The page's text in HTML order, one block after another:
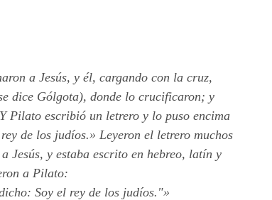
a Jesús, y él, cargando con la cruz,
dice Gólgota), donde lo crucificaron; y
Pilato escribió un letrero y lo puso encima
de los judíos.» Leyeron el letrero muchos
Jesús, y estaba escrito en hebreo, latín y
a Pilato:
Soy el rey de los judíos."»